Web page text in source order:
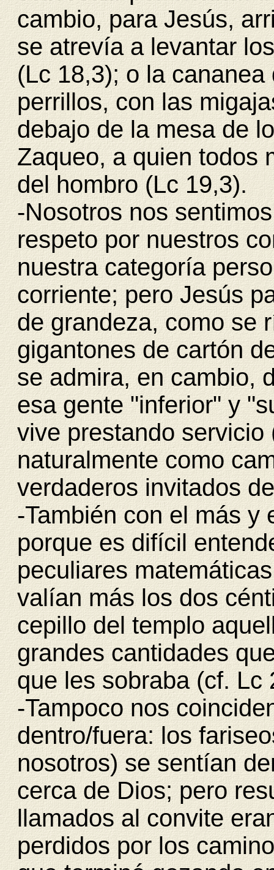
cambio, para Jesús,
se atrevía a levantar
(Lc 18,3); o la
perrillos, con las
debajo de la mesa de
Zaqueo, a quien todos
del hombro (Lc 19,3).
-Nosotros nos
respeto por nuestros
nuestra categoría
corriente; pero Jesús
de grandeza, como se
gigantones de cartón
se admira, en cambio,
esa gente "inferior" y
vive prestando servicio
naturalmente como
verdaderos invitados
-También con el más y
porque es difícil
peculiares
valían más los dos
cepillo del templo
grandes cantidades
que les sobraba (cf. Lc
-Tampoco nos
dentro/fuera: los
nosotros) se sentían
cerca de Dios; pero
llamados al convite
perdidos por los